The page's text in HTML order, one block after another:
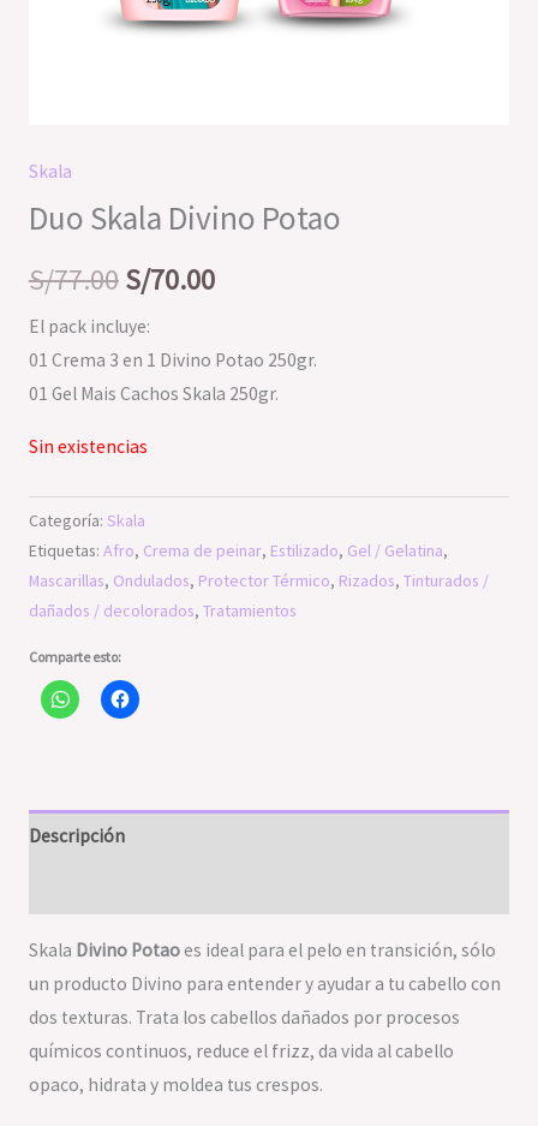
Skala
Duo Skala Divino Potao
S/77.00 S/70.00
El pack incluye:
01 Crema 3 en 1 Divino Potao 250gr.
01 Gel Mais Cachos Skala 250gr.
Sin existencias
Categoría: Skala
Etiquetas: Afro, Crema de peinar, Estilizado, Gel / Gelatina,
Mascarillas, Ondulados, Protector Térmico, Rizados, Tinturados /
dañados / decolorados, Tratamientos
Comparte esto:
Descripción
Skala Divino Potaoes ideal para el pelo en transición, sólo
un producto Divino para entender y ayudar a tu cabello con
dos texturas. Trata los cabellos dañados por procesos
químicos continuos, reduce el frizz, da vida al cabello
opaco, hidrata y moldea tus crespos.